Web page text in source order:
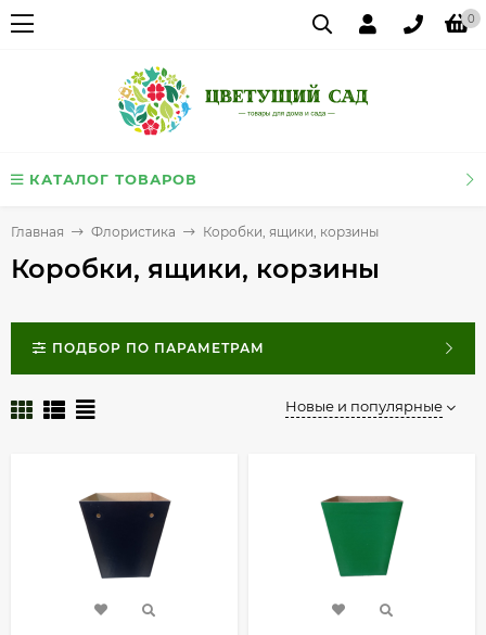
0
КАТАЛОГ ТОВАРОВ
Главная Флористика Коробки, ящики, корзины
Коробки, ящики, корзины
ПОДБОР ПО ПАРАМЕТРАМ
Новые и популярные